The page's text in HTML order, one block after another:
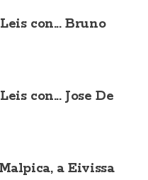
con... Bruno
con... Jose De
a Eivissa